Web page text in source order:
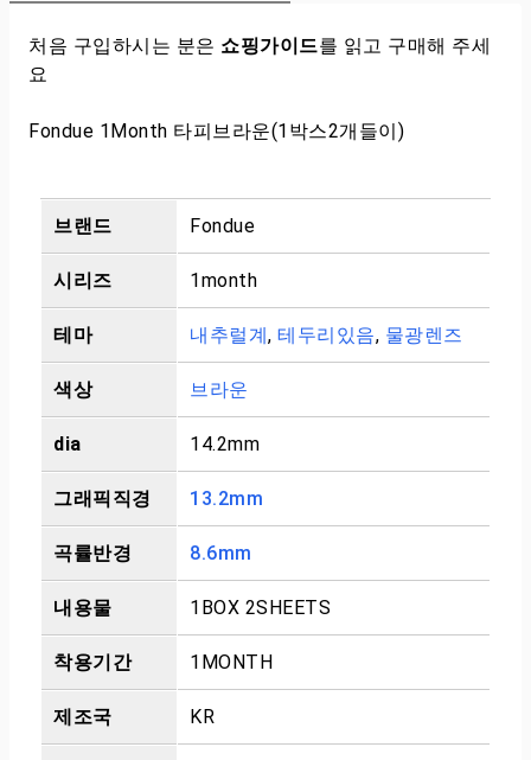
처음 구입하시는 분은 쇼핑가이드를 읽고 구매해 주세
요
Fondue 1Month 타피브라운(1박스2개들이)
브랜드 Fondue
시리즈 1month
테마 내추럴계, 테두리있음, 물광렌즈
색상 브라운
dia 14.2mm
그래픽직경 13.2mm
곡률반경 8.6mm
내용물 1BOX 2SHEETS
착용기간 1MONTH
제조국 KR